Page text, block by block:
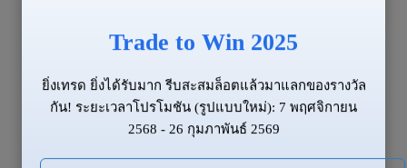
ข้อมูลของตลาด
ข่าวสาร
Trade to Win 2025
ยิ่งเทรด ยิ่งได้รับมาก รีบสะสมล็อตแล้วมาแลกของรางวัล
กัน! ระยะเวลาโปรโมชัน (รูปแบบใหม่): 7 พฤศจิกายน
2568 - 26 กุมภาพันธ์ 2569